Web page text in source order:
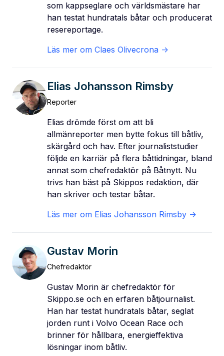
som kappseglare och världsmästare har
han testat hundratals båtar och producerat
resereportage.
Läs mer om Claes Olivecrona ->
Elias Johansson Rimsby
Reporter
Elias drömde först om att bli
allmänreporter men bytte fokus till båtliv,
skärgård och hav. Efter journaliststudier
följde en karriär på flera båttidningar, bland
annat som chefredaktör på Båtnytt. Nu
trivs han bäst på Skippos redaktion, där
han skriver och testar båtar.
Läs mer om Elias Johansson Rimsby ->
Gustav Morin
Chefredaktör
Gustav Morin är chefredaktör för
Skippo.se och en erfaren båtjournalist.
Han har testat hundratals båtar, seglat
jorden runt i Volvo Ocean Race och
brinner för hållbara, energieffektiva
lösningar inom båtliv.